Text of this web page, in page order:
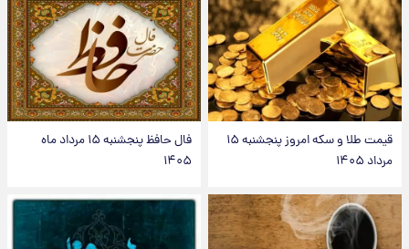
قیمت طلا و سکه امروز پنجشنبه ۱۵
مرداد ۱۴۰۵
فال حافظ پنجشنبه ۱۵ مرداد ماه
۱۴۰۵